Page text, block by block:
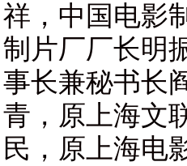
祥，中国电影
制片厂厂长明
事长兼秘书长
青，原上海文
民，原上海电